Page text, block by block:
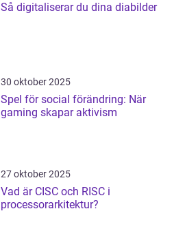
Så digitaliserar du dina diabilder
30 oktober 2025
Spel för social förändring: När
gaming skapar aktivism
27 oktober 2025
Vad är CISC och RISC i
processorarkitektur?